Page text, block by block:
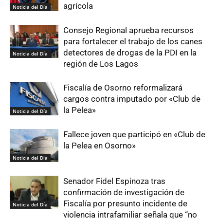
Noticia del Día
agrícola
Noticia del Día
Consejo Regional aprueba recursos
para fortalecer el trabajo de los canes
detectores de drogas de la PDI en la
región de Los Lagos
Noticia del Día
Fiscalía de Osorno reformalizará
cargos contra imputado por «Club de
la Pelea»
Noticia del Día
Fallece joven que participó en «Club de
la Pelea en Osorno»
Noticia del Día
Senador Fidel Espinoza tras
confirmación de investigación de
Fiscalía por presunto incidente de
violencia intrafamiliar señala que “no